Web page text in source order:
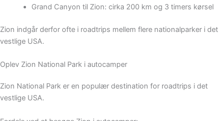
Grand Canyon til Zion: cirka 200 km og 3 timers kørsel
Zion indgår derfor ofte i roadtrips mellem flere nationalparker i det
vestlige USA.
Oplev Zion National Park i autocamper
Zion National Park er en populær destination for roadtrips i det
vestlige USA.